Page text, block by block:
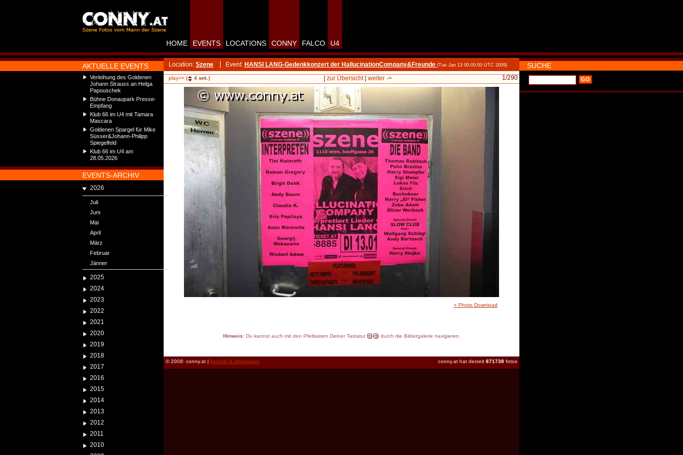
AKTUELLE EVENTS
Verleihung des Goldenen
Johann Strauss an Helga
Papouschek
Bühne Donaupark Presse-
Empfang
Klub 66 im U4 mit Tamara
Mascara
Goldenen Spargel für Mike
Süsser&Johann-Philipp
Spiegelfeld
Klub 66 im U4 am
28.05.2026
EVENTS-ARCHIV
2026
Juli
Juni
Mai
April
März
Februar
Jänner
2025
2024
2023
2022
2021
2020
2019
2018
2017
2016
2015
2014
2013
2012
2011
2010
HOME EVENTS LOCATIONS CONNY FALCO U4
Location: Szene Event: HANSI LANG-Gedenkkonzert der HallucinationCompany&Freunde (Tue Jan 13 00:00:00 UTC 2009)
play>> ( 4 sek.) 1/290
zur Übersicht| weiter ->
» Photo Download
Hinweis:Du kannst auch mit den Pfeiltasten Deiner Tastatur durch die Bildergalerie navigieren.
conny.at hat derzeit 871738 fotos
© 2008: conny.at | kontakt & impressum
SUCHE